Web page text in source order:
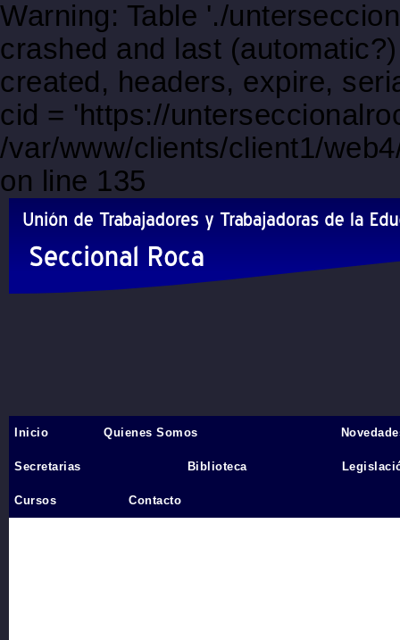
Warning: Table './
crashed and last
created, headers, expire,
cid = 'https://
/var/www/clients/client1/
on line 135
Inicio
Inicio Quienes Somos
Secretarias Biblioteca
Cursos Contacto